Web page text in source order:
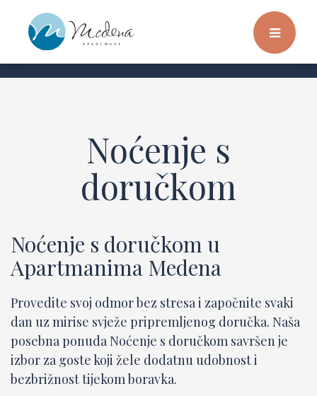
Noćenje s
doručkom
Noćenje s doručkom u
Apartmanima Medena
Provedite svoj odmor bez stresa i započnite svaki
dan uz mirise svježe pripremljenog doručka. Naša
posebna ponuda Noćenje s doručkom savršen je
izbor za goste koji žele dodatnu udobnost i
bezbrižnost tijekom boravka.